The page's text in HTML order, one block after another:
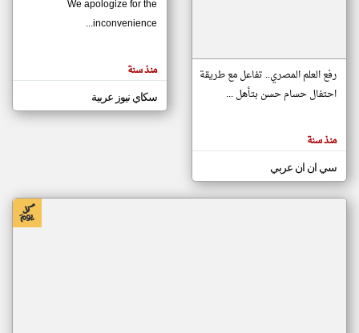
مصادر الأخبار من موريتانيا
اخبار موريتانيا على مدار الساعة
أهم اخبار موريتانيا العاجلة والمباشرة
المقالات
الموجوده
هنا عن
رفع العلم المصري.. تفاعل مع طريقة
احتفال حسام حسن بتأهل ...
منذ سنة
سي ان ان عربي
We apologize for the
inconvenience...
منذ سنة
سكاي نيوز عربية
klyoum.com